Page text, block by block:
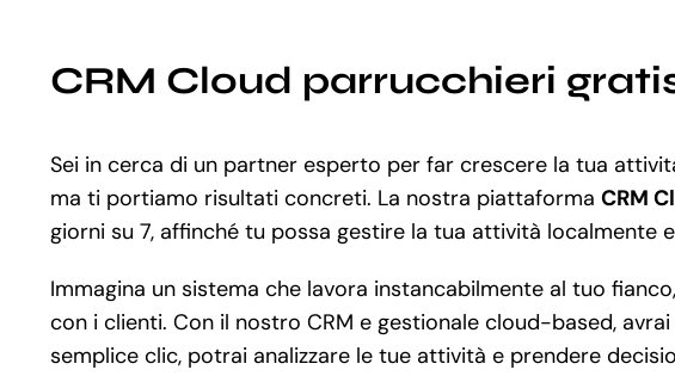
CRM Cloud parrucchieri
Sei in cerca di un partner esperto per far crescere la tua
ma ti portiamo risultati concreti. La nostra piattaforma CRM
giorni su 7, affinché tu possa gestire la tua attività localmente
Immagina un sistema che lavora instancabilmente al tuo
con i clienti. Con il nostro CRM e gestionale cloud-based,
semplice clic, potrai analizzare le tue attività e prendere